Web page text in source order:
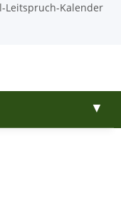
Leitspruch-Kalender
▼